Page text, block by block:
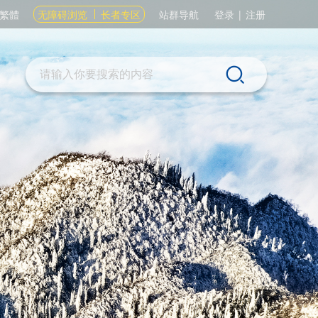
繁體 无障碍浏览 长者专区 站群导航 登录 | 注册